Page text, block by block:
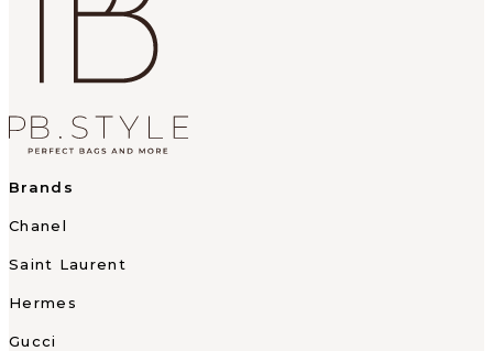
Brands
Chanel
Saint Laurent
Hermes
Gucci